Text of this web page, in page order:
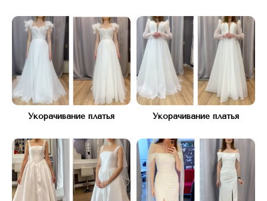
Укорачивание платья Укорачивание платья
КУТУЗОВСКИЙ ПРОСПЕКТ Д.45
(рядом с подъездом 12)
С 10 ДО 21, БЕЗ ВЫХОДНЫХ
Часы работы: